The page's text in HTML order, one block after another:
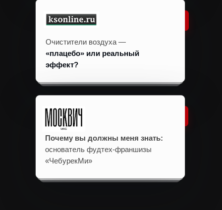
Очистители воздуха —
«плацебо» или реальный
эффект?
Почему вы должны меня знать:
основатель фудтех-франшизы
«ЧебурекМи»
ПИШИ